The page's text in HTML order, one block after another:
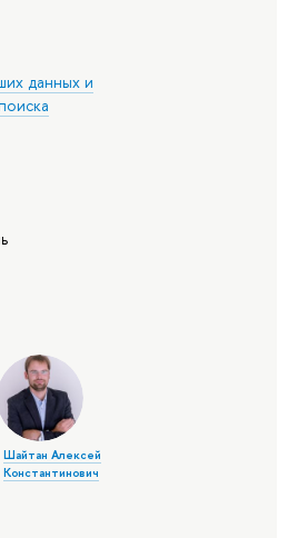
данных и
Шайтан Алексей
Константинович